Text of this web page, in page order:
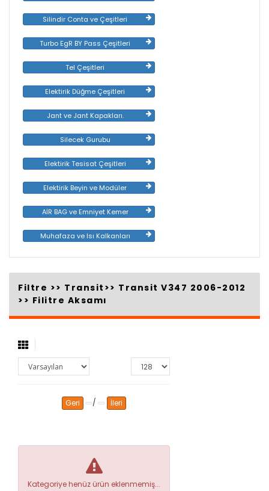
Silindir Conta ve Çeşitleri
Turbo EgR BY Pass Çeşitleri
Tel Çeşitleri
Elektirik Düğme Çeşitleri
Jant ve Jant Kapakları.
Silecek Gurubu
Elektirik Tesisat Çeşitleri
Elektirik Beyin ve Modüler
AİR BAG ve Emniyet Kemer
Muhafaza ve Isı Kalkanları
Filtre >> Transit >> Transit V347 2006-2012
>> Filitre Aksamı
Geri / İleri
Kategoriye henüz ürün eklenmemiş...